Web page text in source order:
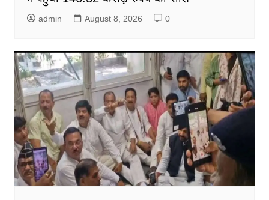
admin August 8, 2026 0